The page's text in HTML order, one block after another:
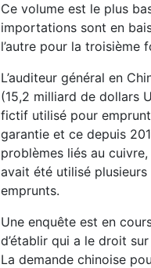
Ce volume est le plus
importations sont en
l’autre pour la troisième
L’auditeur général en
(15,2 milliard de dollars
fictif utilisé pour
garantie et ce depuis
problèmes liés au
avait été utilisé
emprunts.
Une enquête est en
d’établir qui a le droit
La demande chinoise